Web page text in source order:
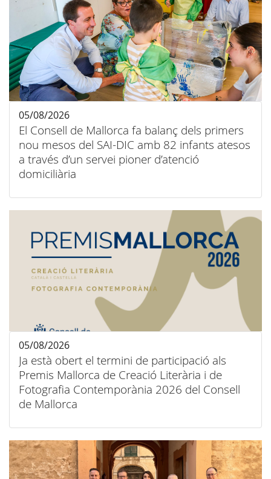
El Consell de Mallorca fa balanç dels primers
nou mesos del SAI-DIC amb 82 infants atesos
a través d’un servei pioner d’atenció
domiciliària
05/08/2026
Ja està obert el termini de participació als
Premis Mallorca de Creació Literària i de
Fotografia Contemporània 2026 del Consell
de Mallorca
05/08/2026